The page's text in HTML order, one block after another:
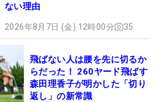
ない理由
2026年8月7日 (金) 12時00分 35
飛ばない人は腰を先に切るか
らだった！ 260ヤード飛ばす
森田理香子が明かした「切り
返し」の新常識